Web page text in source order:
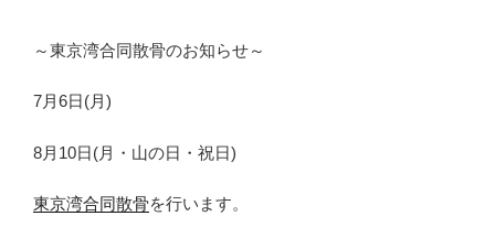
～東京湾合同散骨のお知らせ～
7月6日(月)
8月10日(月・山の日・祝日)
東京湾合同散骨を行います。